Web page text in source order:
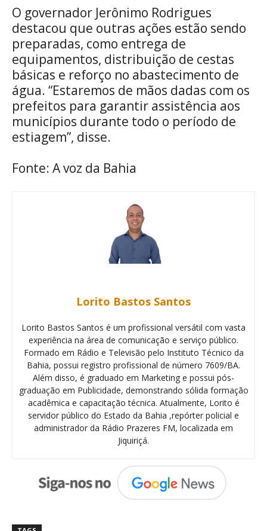
O governador Jerônimo Rodrigues
destacou que outras ações estão sendo
preparadas, como entrega de
equipamentos, distribuição de cestas
básicas e reforço no abastecimento de
água. “Estaremos de mãos dadas com os
prefeitos para garantir assistência aos
municípios durante todo o período de
estiagem”, disse.
Fonte: A voz da Bahia
Lorito Bastos Santos
Lorito Bastos Santos é um profissional versátil com vasta
experiência na área de comunicação e serviço público.
Formado em Rádio e Televisão pelo Instituto Técnico da
Bahia, possui registro profissional de número 7609/BA.
Além disso, é graduado em Marketing e possui pós-
graduação em Publicidade, demonstrando sólida formação
acadêmica e capacitação técnica. Atualmente, Lorito é
servidor público do Estado da Bahia ,repórter policial e
administrador da Rádio Prazeres FM, localizada em
Jiquiriçá.